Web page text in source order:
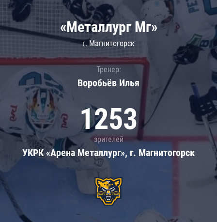
«Металлург Мг»
г. Магнитогорск
Тренер:
Воробьёв Илья
1253
зрителей
УКРК «Арена Металлург», г. Магнитогорск